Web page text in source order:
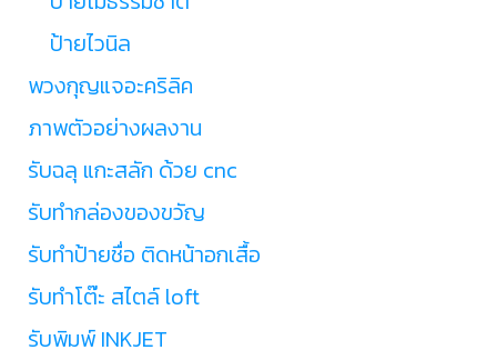
ป้ายไวนิล
พวงกุญแจอะคริลิค
ภาพตัวอย่างผลงาน
รับฉลุ แกะสลัก ด้วย cnc
รับทำกล่องของขวัญ
รับทำป้ายชื่อ ติดหน้าอกเสื้อ
รับทำโต๊ะ สไตล์ loft
รับพิมพ์ INKJET